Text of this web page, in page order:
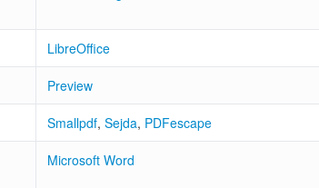
LibreOffice
Preview
Smallpdf, Sejda, PDFescape
Microsoft Word